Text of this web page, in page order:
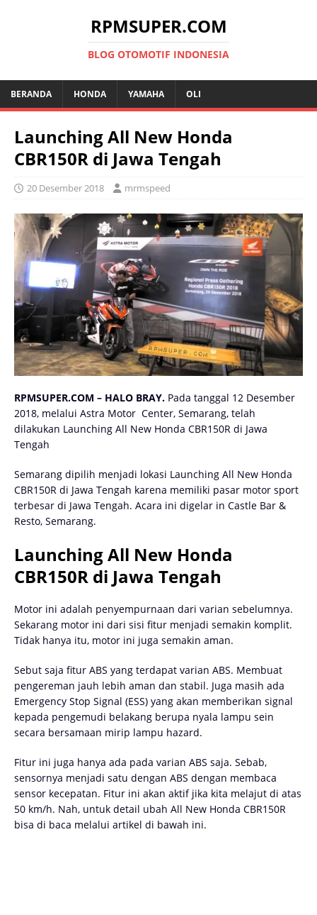
RPMSUPER.COM
BLOG OTOMOTIF INDONESIA
BERANDA HONDA YAMAHA OLI
Launching All New Honda
CBR150R di Jawa Tengah
20 Desember 2018 mrmspeed
RPMSUPER.COM – HALO BRAY. Pada tanggal 12 Desember
2018, melalui Astra Motor Center, Semarang, telah
dilakukan Launching All New Honda CBR150R di Jawa
Tengah
Semarang dipilih menjadi lokasi Launching All New Honda
CBR150R di Jawa Tengah karena memiliki pasar motor sport
terbesar di Jawa Tengah. Acara ini digelar in Castle Bar &
Resto, Semarang.
Launching All New Honda
CBR150R di Jawa Tengah
Motor ini adalah penyempurnaan dari varian sebelumnya.
Sekarang motor ini dari sisi fitur menjadi semakin komplit.
Tidak hanya itu, motor ini juga semakin aman.
Sebut saja fitur ABS yang terdapat varian ABS. Membuat
pengereman jauh lebih aman dan stabil. Juga masih ada
Emergency Stop Signal (ESS) yang akan memberikan signal
kepada pengemudi belakang berupa nyala lampu sein
secara bersamaan mirip lampu hazard.
Fitur ini juga hanya ada pada varian ABS saja. Sebab,
sensornya menjadi satu dengan ABS dengan membaca
sensor kecepatan. Fitur ini akan aktif jika kita melajut di atas
50 km/h. Nah, untuk detail ubah All New Honda CBR150R
bisa di baca melalui artikel di bawah ini.